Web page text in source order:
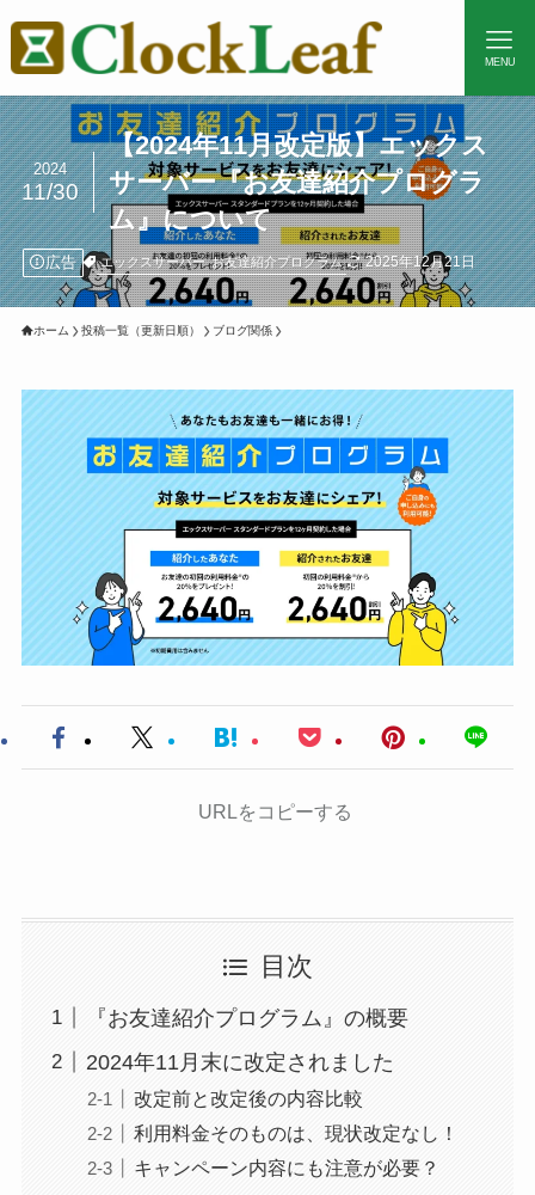
MENU
【2024年11月改定版】エックス
サーバー『お友達紹介プログラ
ム』について
2024
11/30
広告 エックスサーバー お友達紹介プログラム 2025年12月21日
ホーム 投稿一覧（更新日順） ブログ関係
URLをコピーする
目次
『お友達紹介プログラム』の概要
2024年11月末に改定されました
改定前と改定後の内容比較
利用料金そのものは、現状改定なし！
キャンペーン内容にも注意が必要？